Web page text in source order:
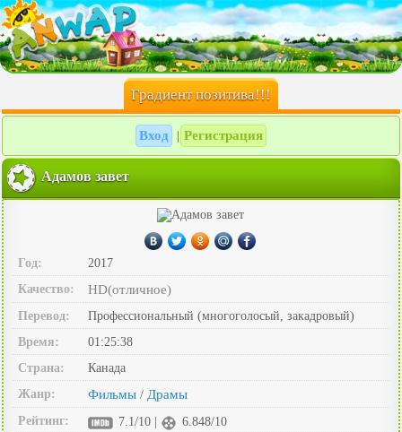
Градиент позитива!!!
Вход Регистрация
Адамов завет
Год:
2017
Качество:
HD(отличное)
Перевод:
Профессиональный (многоголосый, закадровый)
Время:
01:25:38
Страна:
Канада
Жанр:
Фильмы / Драмы
Рейтинг: 7.1/10 | 6.848/10